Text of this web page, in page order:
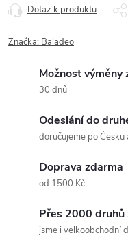
Dotaz k produktu
Značka: Baladeo
Možnost výměny
30 dnů
Odeslání do
doručujeme po Česku
Doprava zdarma
od 1500 Kč
Přes 2000 druhů
jsme i velkoobchodní